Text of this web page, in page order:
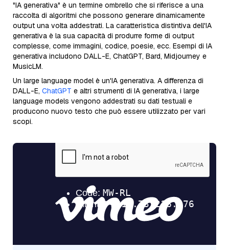
"IA generativa" è un termine ombrello che si riferisce a una
raccolta di algoritmi che possono generare dinamicamente
output una volta addestrati. La caratteristica distintiva dell'IA
generativa è la sua capacità di produrre forme di output
complesse, come immagini, codice, poesie, ecc. Esempi di IA
generativa includono DALL-E, ChatGPT, Bard, Midjourney e
MusicLM.
Un large language model è un'IA generativa. A differenza di
DALL-E, ChatGPT e altri strumenti di IA generativa, i large
language models vengono addestrati su dati testuali e
producono nuovo testo che può essere utilizzato per vari
scopi.